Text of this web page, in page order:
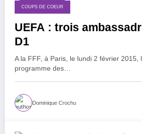
2 février 2015
COUPS DE COEUR
UEFA : trois
D1
A la FFF, à Paris, le lundi 2 février 2015,
programme des…
Dominique Crochu